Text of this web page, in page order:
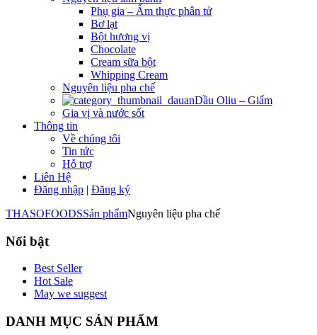
Phụ gia – Ẩm thực phân tử
Bơ lạt
Bột hương vị
Chocolate
Cream sữa bột
Whipping Cream
Nguyên liệu pha chế
Dầu Oliu – Giấm
Gia vị và nước sốt
Thông tin
Về chúng tôi
Tin tức
Hỗ trợ
Liên Hệ
Đăng nhập | Đăng ký
THASOFOODSSản phẩmNguyên liệu pha chế
Nổi bật
Best Seller
Hot Sale
May we suggest
DANH MỤC SẢN PHẨM